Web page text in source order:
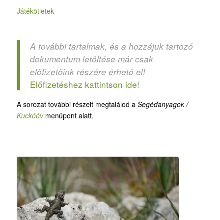
Játékötletek
A további tartalmak, és a hozzájuk tartozó
dokumentum letöltése már csak
előfizetőink részére érhető el!
Előfizetéshez kattintson ide!
A sorozat további részeit megtalálod a Segédanyagok /
Kuckóév menüpont alatt.